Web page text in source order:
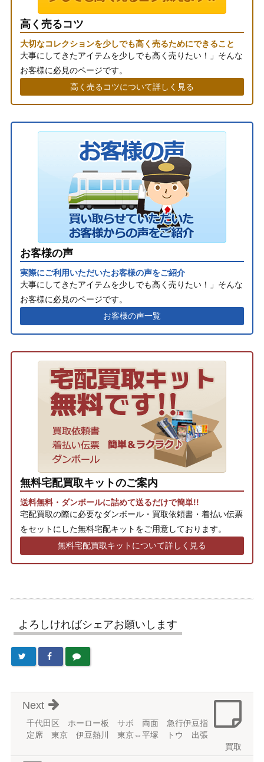
高く売るコツ
大切なコレクションを少しでも高く売るためにできること
大事にしてきたアイテムを少しでも高く売りたい！」そんな
お客様に必見のページです。
高く売るコツについて詳しく見る
お客様の声
実際にご利用いただいたお客様の声をご紹介
大事にしてきたアイテムを少しでも高く売りたい！」そんな
お客様に必見のページです。
お客様の声一覧
無料宅配買取キットのご案内
送料無料・ダンボールに詰めて送るだけで簡単!!
宅配買取の際に必要なダンボール・買取依頼書・着払い伝票
をセットにした無料宅配キットをご用意しております。
無料宅配買取キットについて詳しく見る
よろしければシェアお願いします
千代田区 ホーロー板 サボ 両面 急行伊豆指
定席 東京 伊豆熱川 東京⇔平塚 トウ 出張
買取
Next